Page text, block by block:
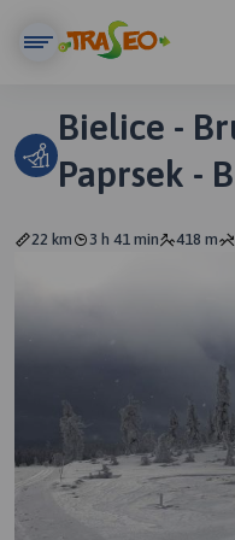
Bielice -
Paprsek -
22 km 3 h 41 min 418 m